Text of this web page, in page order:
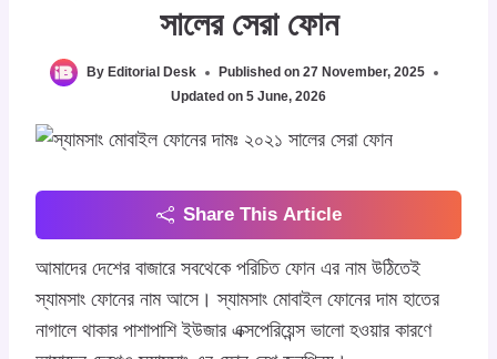
সালের সেরা ফোন
By Editorial Desk Published on 27 November, 2025
Updated on 5 June, 2026
Share This Article
আমাদের দেশের বাজারে সবথেকে পরিচিত ফোন এর নাম উঠিতেই
স্যামসাং ফোনের নাম আসে। স্যামসাং মোবাইল ফোনের দাম হাতের
নাগালে থাকার পাশাপাশি ইউজার এক্সপেরিয়েন্স ভালো হওয়ার কারণে